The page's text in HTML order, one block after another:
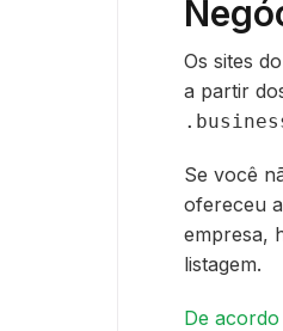
Os sites
a partir
Se você
ofereceu
empresa,
listagem.
De